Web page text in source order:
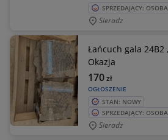
SPRZEDAJĄCY:
Sieradz
Łańcuch gala 24B2
Okazja
OGŁOSZENIE
170zł
STAN: NOWY
SPRZEDAJĄCY:
Sieradz